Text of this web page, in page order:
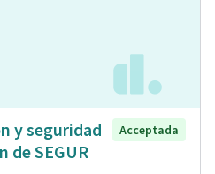
y seguridad
de SEGUR
Acceptada